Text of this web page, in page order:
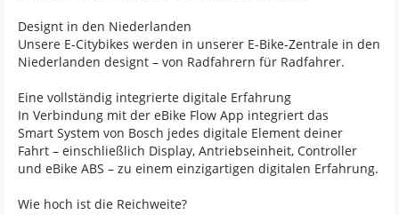
Designt in den Niederlanden
Unsere E-Citybikes werden in unserer E-Bike-Zentrale in den
Niederlanden designt – von Radfahrern für Radfahrer.
Eine vollständig integrierte digitale Erfahrung
In Verbindung mit der eBike Flow App integriert das
Smart System von Bosch jedes digitale Element deiner
Fahrt – einschließlich Display, Antriebseinheit, Controller
und eBike ABS – zu einem einzigartigen digitalen Erfahrung.
Wie hoch ist die Reichweite?